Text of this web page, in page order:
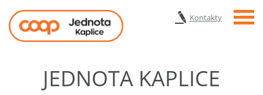
Kontakty Menu
JEDNOTA KAPLICE